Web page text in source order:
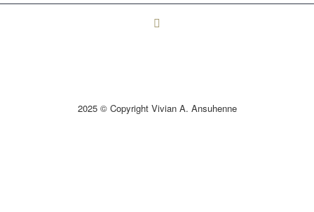
2025 © Copyright Vivian A. Ansuhenne